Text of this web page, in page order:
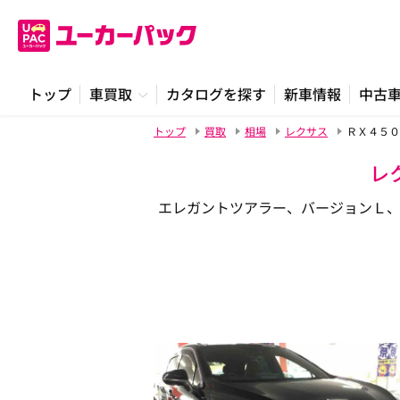
トップ 車買取 カタログを探す 新車情報 中古
トップ 買取 相場 レクサス ＲＸ４５
レ
エレガントツアラー、バージョンＬ